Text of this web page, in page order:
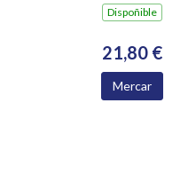
Dispoñible
21,80 €
Mercar